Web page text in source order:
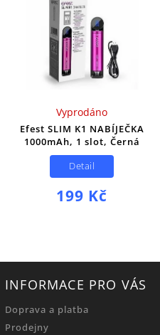
Nejprodávanější
Abecedně
Efest SLIM K1 NABÍJEČKA
1000mAh, 1 slot, Černá
Vyprodáno
199 Kč
Detail
INFORMACE PRO VÁS
Doprava a platba
Prodejny